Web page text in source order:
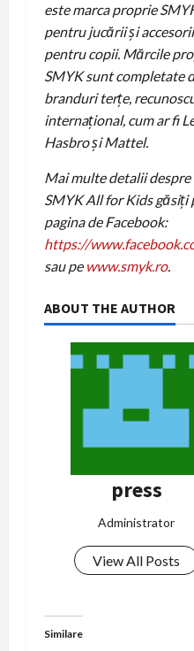
este marca proprie
pentru jucării și accesorii
pentru copii. Mărcile
SMYK sunt completate
branduri terțe,
internaţional, cum ar fi
Hasbro și Mattel.
Mai multe detalii despre
SMYK All for Kids găsiți
pagina de Facebook:
https://
sau pe www.smyk.ro.
ABOUT THE AUTHOR
press
Administrator
View All Posts
Similare